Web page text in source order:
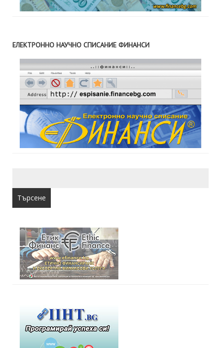
ЕЛЕКТРОННО НАУЧНО СПИСАНИЕ ФИНАНСИ